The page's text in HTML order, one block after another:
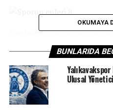
Samimiyeti ve enerjisi
Kaymakamı Mustafa Çit,
Kanat Özsert, Muğla
Merve Fidem Barut, Bodrum
Koordinatörü Emel
Müdürü Musa Kazım
Yardımcısı Ali Zağlı,
OKUMAYA
BUNLARIDA
Yalıkavakspor
Ulusal